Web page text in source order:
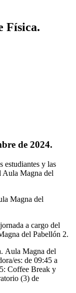
Física.
de 2024.
estudiantes y las
Aula Magna del
Magna del
a cargo del
del Pabellón 2.
Aula Magna del
es: de 09:45 a
Coffee Break y
(3) de